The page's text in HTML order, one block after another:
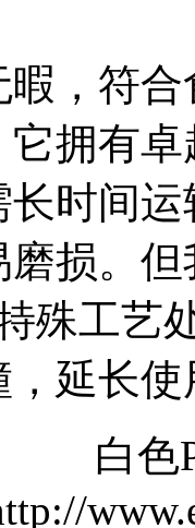
，符
拥有
时间
损。
殊工艺
延长